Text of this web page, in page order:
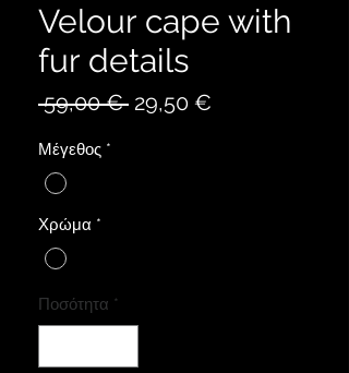
Velour cape with
fur details
59,00 € Κανονική
29,50 €
Μέγεθος *
Χρώμα *
Ποσότητα *